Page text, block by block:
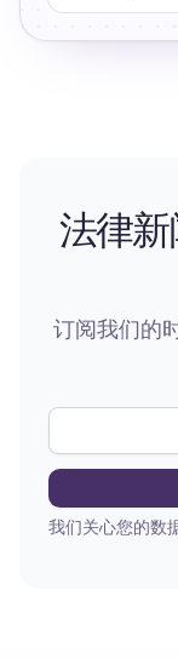
法律
订阅我们的
我们关心您的数